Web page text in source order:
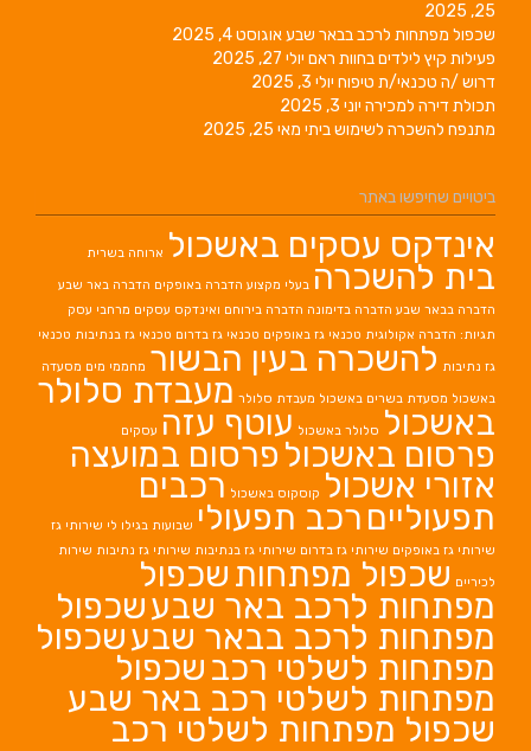
בבאר שבע אוגוסט 4, 2025
בחוות ראםיולי 27, 2025
יולי 3, 2025
יוני 3, 2025
ביתי מאי 25, 2025
באשכול ארוחה בשרית
בעלי מקצוע הדברה באופקים הדברה באר שבע
בדימונה הדברה בירוחם ואינדקס עסקים מרחבי עסק
טכנאי גז באופקים טכנאי גז בדרום טכנאי גז בנתיבות טכנאי
בעין הבשור מחממי מים מסעדה
באשכול מעבדת סלולר מעבדת סלולר
סלולר באשכול עוטף עזה עסקים
פרסום במועצה
קוסקוס באשכול רכבים
רכב תפעולי שבועות בגילו לי שירותי גז
גז בדרום שירותי גז בנתיבות שירותי גז נתיבות שירות
מפתחותשכפול
לרכב באר שבע שכפול
לרכב בבאר שבעשכפול
לשלטי רכבשכפול
לשלטי רכב באר שבע
לשלטי רכב